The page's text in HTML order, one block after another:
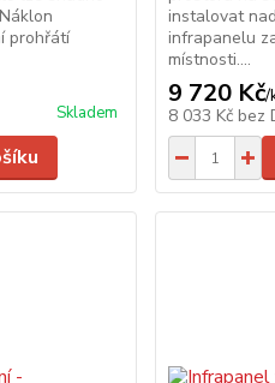
prohřátí
Skladem
instalovat
infrapanelu
místnosti....
9 720 Kč/
8 033 Kč bez